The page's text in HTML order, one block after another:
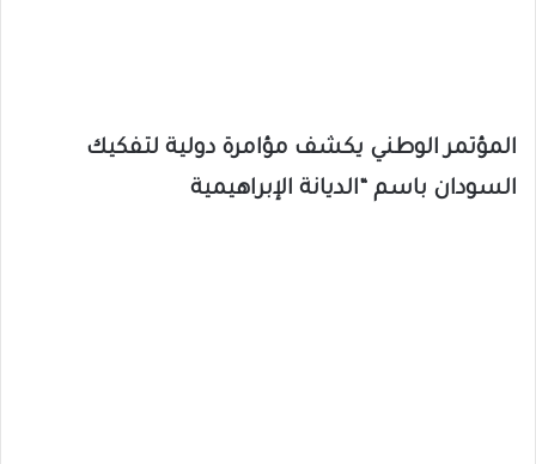
المؤتمر الوطني يكشف مؤامرة دولية لتفكيك
السودان باسم “الديانة الإبراهيمية